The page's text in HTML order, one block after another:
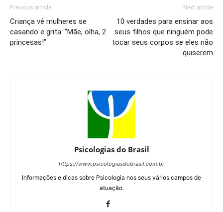
Previous article
Criança vê mulheres se
casando e grita: “Mãe, olha, 2
princesas!”
Next article
10 verdades para ensinar aos
seus filhos que ninguém pode
tocar seus corpos se eles não
quiserem
Psicologias do Brasil
https://www.psicologiasdobrasil.com.br
Informações e dicas sobre Psicologia nos seus vários campos de
atuação.